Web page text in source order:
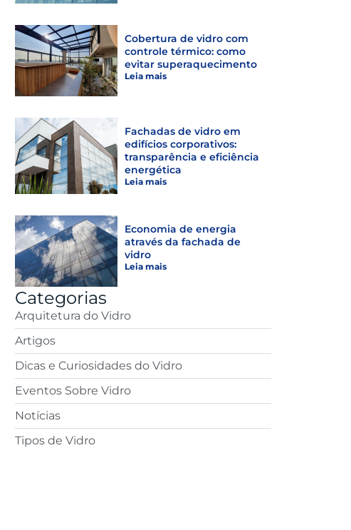
Cobertura de vidro com
controle térmico: como
evitar superaquecimento
Leia mais
Fachadas de vidro em
edifícios corporativos:
transparência e eficiência
energética
Leia mais
Economia de energia
através da fachada de
vidro
Leia mais
Categorias
Arquitetura do Vidro
Artigos
Dicas e Curiosidades do Vidro
Eventos Sobre Vidro
Notícias
Tipos de Vidro